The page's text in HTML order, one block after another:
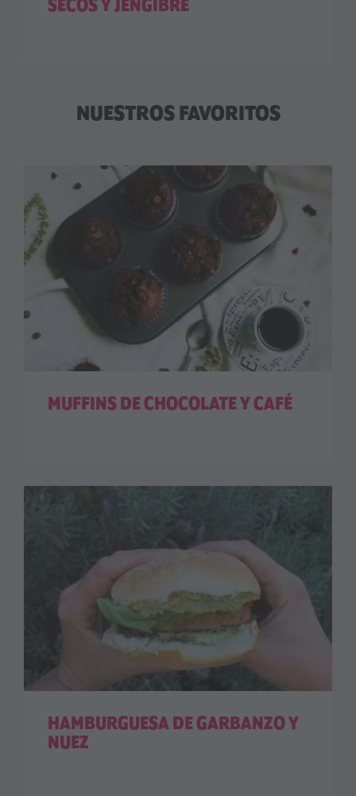
SECOS Y JENGIBRE
NUESTROS FAVORITOS
MUFFINS DE CHOCOLATE Y CAFÉ
HAMBURGUESA DE GARBANZO Y
NUEZ